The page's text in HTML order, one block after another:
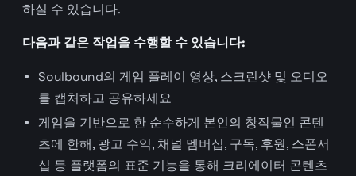
하실 수 있습니다.
다음과 같은 작업을 수행할 수 있습니다:
Soulbound의 게임 플레이 영상, 스크린샷 및 오디오
를 캡처하고 공유하세요
게임을 기반으로 한 순수하게 본인의 창작물인 콘텐
츠에 한해, 광고 수익, 채널 멤버십, 구독, 후원, 스폰서
십 등 플랫폼의 표준 기능을 통해 크리에이터 콘텐츠